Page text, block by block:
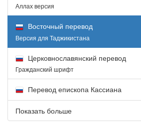
Аллах версия
Восточный перевод
Версия для Таджикистана
Церковнославянский перевод
Гражданский шрифт
Перевод епископа Кассиана
Показать больше